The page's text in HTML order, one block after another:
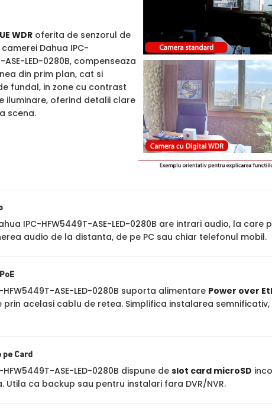
WDR oferita de senzorul de
Dahua IPC-
ASE-LED-0280B, compenseaza
din prim plan, cat si
fundal, in zone cu contrast
iluminare, oferind detalii clare
scena.
IPC-HFW5449T-ASE-LED-0280B are intrari audio, la
audio de la distanta, de pe PC sau chiar telefonul mobil.
HFW5449T-ASE-LED-0280B suporta alimentare Power over
prin acelasi cablu de retea. Simplifica instalarea
Card
ASE-LED-0280B dispune de slot card microSD
Utila ca backup sau pentru instalari fara DVR/NVR.